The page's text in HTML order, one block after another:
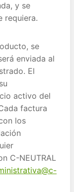
y se
requiera.
se
enviada al
El
activo del
factura
los
C-NEUTRAL